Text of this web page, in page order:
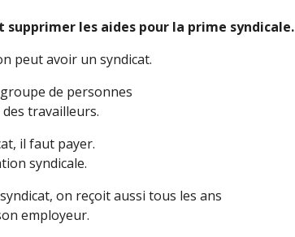
supprimer les aides pour la prime syndicale.
peut avoir un syndicat.
de personnes
travailleurs.
il faut payer.
syndicale.
on reçoit aussi tous les ans
employeur.